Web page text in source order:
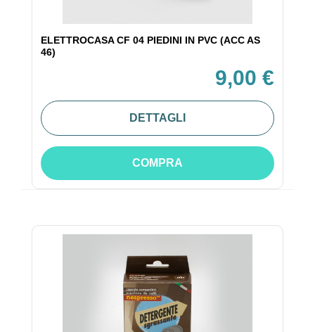
ELETTROCASA CF 04 PIEDINI IN PVC (ACC AS
46)
9,00 €
DETTAGLI
COMPRA